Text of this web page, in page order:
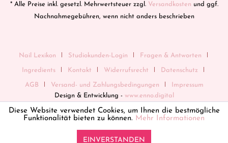
* Alle Preise inkl. gesetzl. Mehrwertsteuer zzgl. Versandkosten und ggf.
Nachnahmegebühren, wenn nicht anders beschrieben
Nail Lexikon Studiokunden-Login Fragen & Antworten
Ingredients Kontakt Widerrufsrecht Datenschutz
AGB Versand- und Zahlungsbedingungen
Impressum
Design & Entwicklung - www.enno.digital
Diese Website verwendet Cookies, um Ihnen die bestmögliche
Funktionalität bieten zu können. Mehr Informationen
EINVERSTANDEN